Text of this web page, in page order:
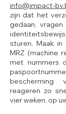
info@impact-
zijn dat het
gedaan,
sturen. Maak
MRZ (machine
met nummers
reageren zo
vier weken, op